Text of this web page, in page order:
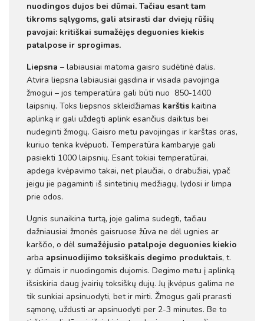
nuodingos dujos bei dūmai. Tačiau esant tam
tikroms sąlygoms, gali atsirasti dar dviejų rūšių
pavojai: kritiškai sumažėjęs deguonies kiekis
patalpose ir sprogimas.
Liepsna – labiausiai matoma gaisro sudėtinė dalis.
Atvira liepsna labiausiai gąsdina ir visada pavojinga
žmogui – jos temperatūra gali būti nuo 850-1400
laipsnių. Toks liepsnos skleidžiamas karštis kaitina
aplinką ir gali uždegti aplink esančius daiktus bei
nudeginti žmogų. Gaisro metu pavojingas ir karštas oras,
kuriuo tenka kvėpuoti. Temperatūra kambaryje gali
pasiekti 1000 laipsnių. Esant tokiai temperatūrai,
apdega kvėpavimo takai, net plaučiai, o drabužiai, ypač
jeigu jie pagaminti iš sintetinių medžia­gų, lydosi ir limpa
prie odos.
Ugnis sunaikina turtą, joje galima sudegti, tačiau
dažniausiai žmonės gaisruose žūva ne dėl ugnies ar
karščio, o dėl sumažėjusio patalpoje deguonies kiekio
arba apsinuodijimo toksiškais degimo produktais, t.
y. dūmais ir nuodingomis dujomis. Degimo metu į aplinką
išsiskiria daug įvairių toksiškų dujų. Jų įkvėpus galima ne
tik sunkiai apsinuodyti, bet ir mirti. Žmogus gali prarasti
sąmonę, uždusti ar apsinuodyti per 2-3 minutes. Be to